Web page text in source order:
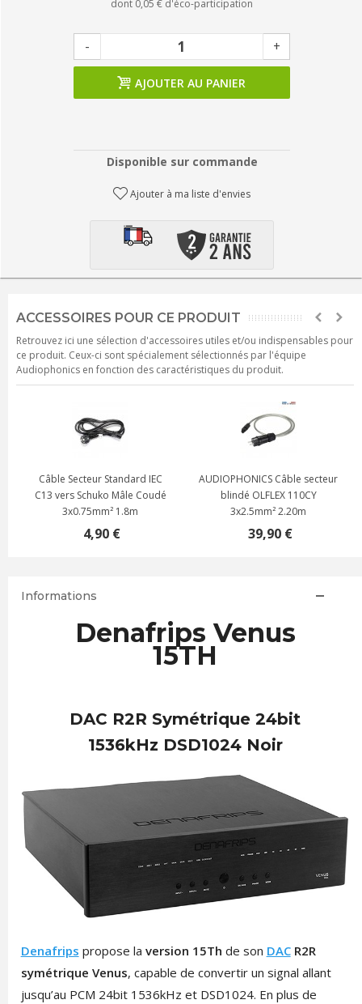
dont 0,05 € d'éco-participation
- +
AJOUTER AU PANIER
Disponible sur commande
Ajouter à ma liste d'envies
ACCESSOIRES POUR CE PRODUIT
Retrouvez ici une sélection d'accessoires utiles et/ou indispensables pour
ce produit. Ceux-ci sont spécialement sélectionnés par l'équipe
Audiophonics en fonction des caractéristiques du produit.
Câble Secteur Standard IEC
C13 vers Schuko Mâle Coudé
3x0.75mm² 1.8m
4,90 €
AUDIOPHONICS Câble secteur
blindé OLFLEX 110CY
3x2.5mm² 2.20m
39,90 €
Informations
Denafrips Venus
15TH
DAC R2R Symétrique 24bit
1536kHz DSD1024 Noir
Denafrips propose la version 15Th de son DACR2R
symétrique Venus, capable de convertir un signal allant
jusqu’au PCM 24bit 1536kHz et DSD1024. En plus de